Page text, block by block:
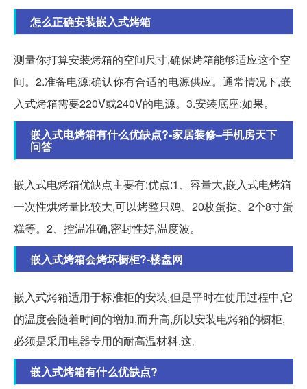
怎么正确安装嵌入式烤箱
测量你打算安装烤箱的空间尺寸,确保烤箱能够适应这个空
间。2.准备电源:确认你有合适的电源供应。通常情况下,嵌
入式烤箱需要220V或240V的电源。3.安装底座:如果。
嵌入式电烤箱有什么优缺点?-家居装修–手机房天下
问答
嵌入式电烤箱优缺点主要有:优点:1、容量大,嵌入式电烤箱
一次性烘烤量比较大,可以烤整只鸡、20枚蛋挞、2个8寸蛋
糕等。2、控温准确,密封性好,温度波。
嵌入式烤箱会烤坏橱柜?-楼盘网
嵌入式烤箱适用于标准柜的安装,但是平时在使用过程中,它
的温度会随着时间的增加,而升高,所以安装电烤箱的橱柜,
必须是采用电器专用的耐高温材料,这。
嵌入式烤箱有什么优缺点?